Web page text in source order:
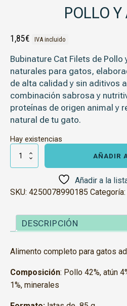
POLLO Y
1,85€ IVA incluido
Bubinature Cat Filets de Pollo
naturales para gatos,
de alta calidad y sin aditivos
combinación sabrosa y
proteínas de origen animal y
natural de tu gato.
Hay existencias
Bubinature
Cat
Atún
cantidad
AÑADIR
Añadir a la
SKU: 4250078990185 Categoría:
DESCRIPCIÓN
Alimento completo para gatos
Composición: Pollo 42%, atún
1%, minerales